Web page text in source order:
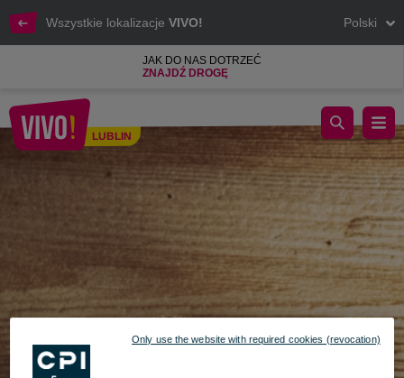
Wszystkie lokalizacje VIVO! Polski
JAK DO NAS DOTRZEĆ
ZNAJDŹ DROGĘ
LUBLIN
Strrrasznie fajne Halloween w VIVO!
Only use the website with required cookies (revocation)